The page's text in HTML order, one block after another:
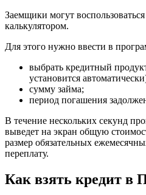
Заемщики могут
калькулятором.
Для этого нужно ввести в
выбрать кредитный
установится
сумму займа;
период погашения
В течение нескольких секунд
выведет на экран общую
размер обязательных
переплату.
Как взять кредит в